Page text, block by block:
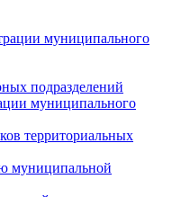
муниципального
подразделений
муниципального
территориальных
муниципальной